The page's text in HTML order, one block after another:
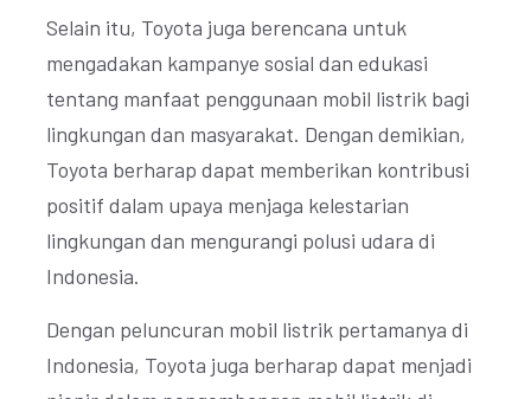
Selain itu, Toyota juga berencana untuk
mengadakan kampanye sosial dan edukasi
tentang manfaat penggunaan mobil listrik bagi
lingkungan dan masyarakat. Dengan demikian,
Toyota berharap dapat memberikan kontribusi
positif dalam upaya menjaga kelestarian
lingkungan dan mengurangi polusi udara di
Indonesia.
Dengan peluncuran mobil listrik pertamanya di
Indonesia, Toyota juga berharap dapat menjadi